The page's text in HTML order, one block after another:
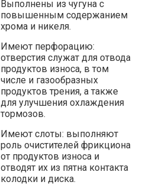
Выполнены из чугуна с
повышенным содержанием
хрома и никеля.
Имеют перфорацию:
отверстия служат для отвода
продуктов износа, в том
числе и газообразных
продуктов трения, а также
для улучшения охлаждения
тормозов.
Имеют слоты: выполняют
роль очистителей фрикциона
от продуктов износа и
отводят их из пятна контакта
колодки и диска.